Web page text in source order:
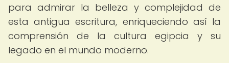
para admirar la belleza y complejidad de
esta antigua escritura, enriqueciendo así la
comprensión de la cultura egipcia y su
legado en el mundo moderno.